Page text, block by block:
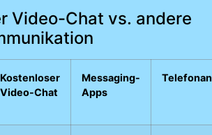
Video-Chat vs. andere
Kostenloser
Video-Chat
Messaging-
Apps